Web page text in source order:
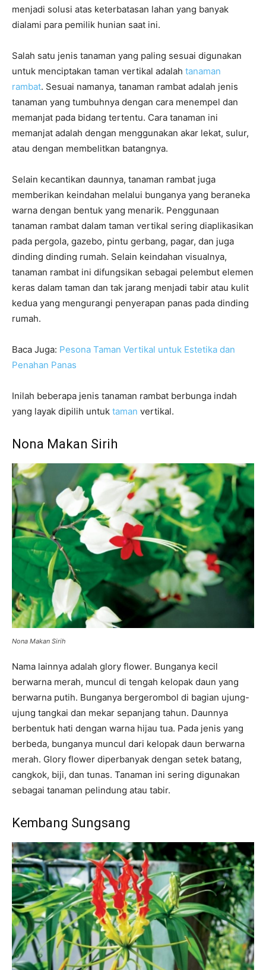
menjadi solusi atas keterbatasan lahan yang banyak
dialami para pemilik hunian saat ini.
Salah satu jenis tanaman yang paling sesuai digunakan
untuk menciptakan taman vertikal adalah tanaman
rambat. Sesuai namanya, tanaman rambat adalah jenis
tanaman yang tumbuhnya dengan cara menempel dan
memanjat pada bidang tertentu. Cara tanaman ini
memanjat adalah dengan menggunakan akar lekat, sulur,
atau dengan membelitkan batangnya.
Selain kecantikan daunnya, tanaman rambat juga
memberikan keindahan melalui bunganya yang beraneka
warna dengan bentuk yang menarik. Penggunaan
tanaman rambat dalam taman vertikal sering diaplikasikan
pada pergola, gazebo, pintu gerbang, pagar, dan juga
dinding dinding rumah. Selain keindahan visualnya,
tanaman rambat ini difungsikan sebagai pelembut elemen
keras dalam taman dan tak jarang menjadi tabir atau kulit
kedua yang mengurangi penyerapan panas pada dinding
rumah.
Baca Juga: Pesona Taman Vertikal untuk Estetika dan
Penahan Panas
Inilah beberapa jenis tanaman rambat berbunga indah
yang layak dipilih untuk taman vertikal.
Nona Makan Sirih
Nona Makan Sirih
Nama lainnya adalah glory flower. Bunganya kecil
berwarna merah, muncul di tengah kelopak daun yang
berwarna putih. Bunganya bergerombol di bagian ujung-
ujung tangkai dan mekar sepanjang tahun. Daunnya
berbentuk hati dengan warna hijau tua. Pada jenis yang
berbeda, bunganya muncul dari kelopak daun berwarna
merah. Glory flower diperbanyak dengan setek batang,
cangkok, biji, dan tunas. Tanaman ini sering digunakan
sebagai tanaman pelindung atau tabir.
Kembang Sungsang